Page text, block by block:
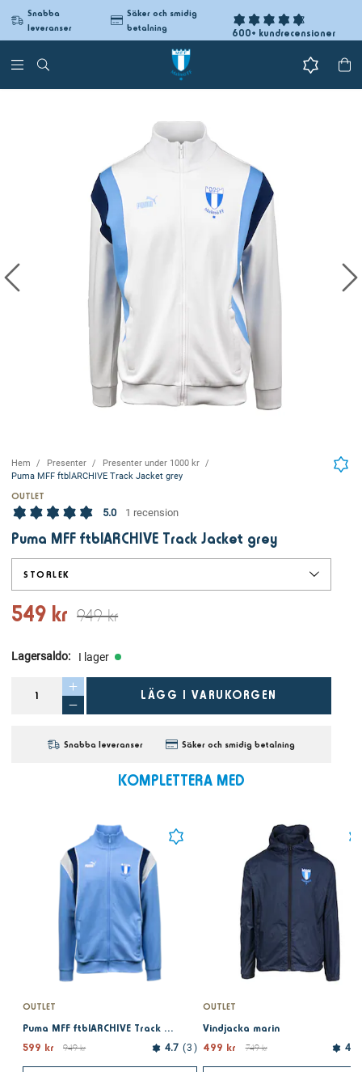
Snabba
leveranser
Säker och smidig
betalning
600+ kundrecensioner
Hem Presenter
Presenter under 1000 kr
Puma MFF ftblARCHIVE Track Jacket grey
OUTLET
5.0 1 recension
Puma MFF ftblARCHIVE Track Jacket grey
STORLEK
549 kr 949 kr
Lagersaldo: I lager
LÄGG I VARUKORGEN
Snabba leveranser Säker och smidig betalning
KOMPLETTERA MED
OUTLET
Puma MFF ftblARCHIVE Track Jacket light blue
599 kr
949 kr 4.7 3
OUTLET
Vindjacka marin
499 kr
749 kr 4.9